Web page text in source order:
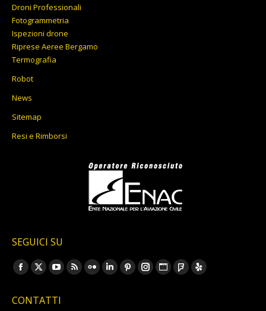
Droni Professionali
Fotogrammetria
Ispezioni drone
Riprese Aeree Bergamo
Termografia
Robot
News
Sitemap
Resi e Rimborsi
SEGUICI SU
Ci puoi trovare su:
Facebook
opens
X
opens
YouTube
opens
Rss FlickrLinkedinPinterestInstagram
Sito Foursquare
Yelp
CONTATTI